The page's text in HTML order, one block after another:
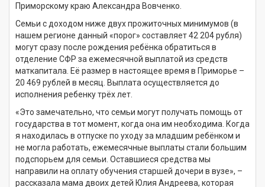
Приморскому краю Александра Вовченко.
Семьи с доходом ниже двух прожиточных минимумов (в
нашем регионе данный «порог» составляет 42 204 рубля)
могут сразу после рождения ребёнка обратиться в
отделение СФР за ежемесячной выплатой из средств
маткапитала. Её размер в настоящее время в Приморье –
20 469 рублей в месяц. Выплата осуществляется до
исполнения ребенку трёх лет.
«Это замечательно, что семьи могут получать помощь от
государства в тот момент, когда она им необходима. Когда
я находилась в отпуске по уходу за младшим ребёнком и
не могла работать, ежемесячные выплаты стали большим
подспорьем для семьи. Оставшиеся средства мы
направили на оплату обучения старшей дочери в вузе», –
рассказала мама двоих детей Юлия Андреева, которая